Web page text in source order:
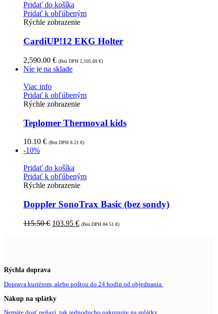
Pridať do košíka
Pridať k obľúbeným
Rýchle zobrazenie
CardiUP!12 EKG Holter
2,590.00 € (Bez DPH 2,105.69 €)
Nie je na sklade
Viac info
Pridať k obľúbeným
Rýchle zobrazenie
Teplomer Thermoval kids
10.10 € (Bez DPH 8.21 €)
-10%
Pridať do košíka
Pridať k obľúbeným
Rýchle zobrazenie
Doppler SonoTrax Basic (bez sondy)
115.50€ 103.95 € (Bez DPH 84.51 €)
Rýchla doprava
Doprava kuriérom, alebo poštou do 24 hodín od objednania.
Nákup na splátky
Nemáte dosť peňazí, tak jednoducho nakupujte na splátky.